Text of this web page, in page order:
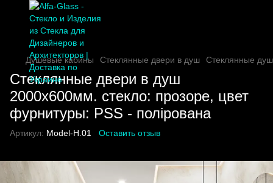
Душевые кабины Стеклянные двери в душ Стеклянные
Стеклянные двери в душ
2000х600мм. стекло: прозоре, цвет
фурнитуры: PSS - полірована
Артикул: Model-H.01 Оставить отзыв